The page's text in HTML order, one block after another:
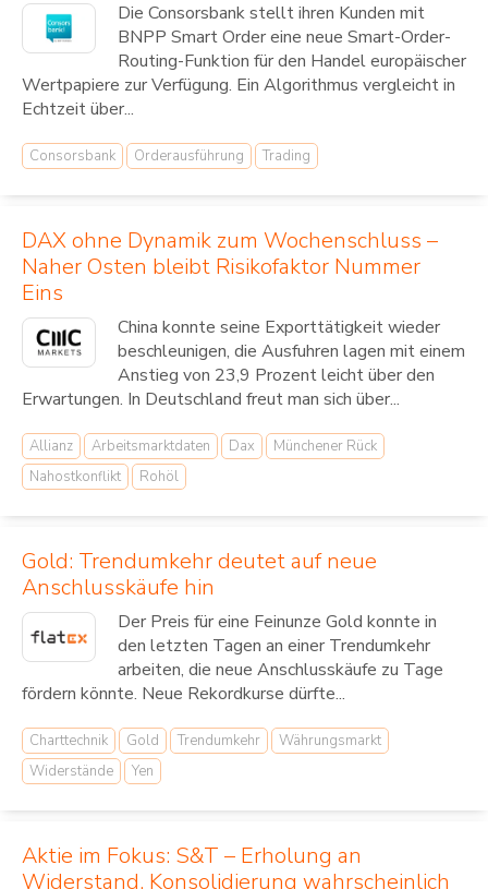
Die Consorsbank stellt ihren Kunden mit
BNPP Smart Order eine neue Smart-Order-
Routing-Funktion für den Handel europäischer
Wertpapiere zur Verfügung. Ein Algorithmus vergleicht in
Echtzeit über...
Consorsbank Orderausführung Trading
DAX ohne Dynamik zum Wochenschluss –
Naher Osten bleibt Risikofaktor Nummer
Eins
China konnte seine Exporttätigkeit wieder
beschleunigen, die Ausfuhren lagen mit einem
Anstieg von 23,9 Prozent leicht über den
Erwartungen. In Deutschland freut man sich über...
Allianz Arbeitsmarktdaten Dax
Münchener Rück
Nahostkonflikt
Rohöl
Gold: Trendumkehr deutet auf neue
Anschlusskäufe hin
Der Preis für eine Feinunze Gold konnte in
den letzten Tagen an einer Trendumkehr
arbeiten, die neue Anschlusskäufe zu Tage
fördern könnte. Neue Rekordkurse dürfte...
Charttechnik Gold Trendumkehr
Währungsmarkt
Widerstände
Yen
Aktie im Fokus: S&T – Erholung an
Widerstand, Konsolidierung wahrscheinlich